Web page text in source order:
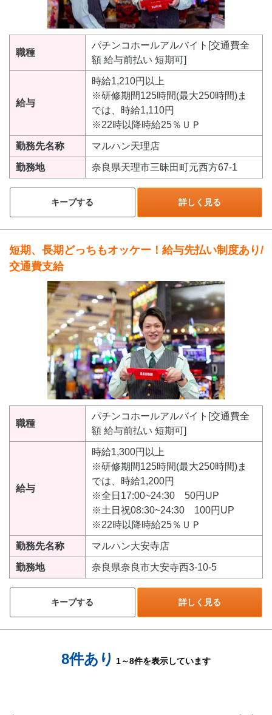
職種
パチンコホールアルバイト[交通費全
額 給与前払い 短期可]
給与
時給1,210円以上
※研修期間125時間(最大250時間)ま
では、時給1,110円
※22時以降時給25％ＵＰ
勤務先名称 マルハン天理店
勤務地 奈良県天理市三昧田町元西方67-1
キープする 詳しく見る
短期、長期どっちもオッケー！給与先払い制度あり/
交通費支給
職種
パチンコホールアルバイト[交通費全
額 給与前払い 短期可]
給与
時給1,300円以上
※研修期間125時間(最大250時間)ま
では、時給1,200円
※全日17:00~24:30 50円UP
※土日祝08:30~24:30 100円UP
※22時以降時給25％ＵＰ
勤務先名称 マルハン大安寺店
勤務地 奈良県奈良市大安寺西3-10-5
キープする 詳しく見る
8件あり 1～8件を表示しています